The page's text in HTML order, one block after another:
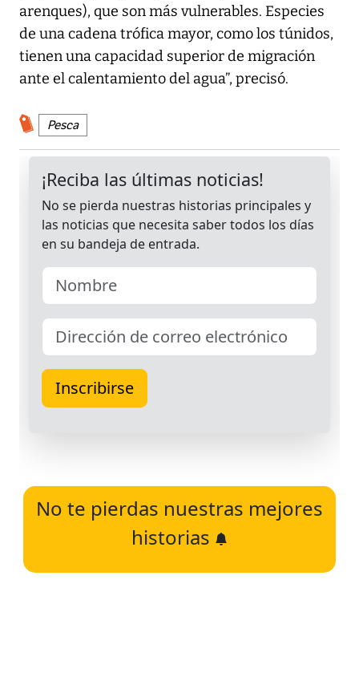
arenques), que son más vulnerables. Especies
de una cadena trófica mayor, como los túnidos,
tienen una capacidad superior de migración
ante el calentamiento del agua”, precisó.
Pesca
No te pierdas nuestras mejores
historias